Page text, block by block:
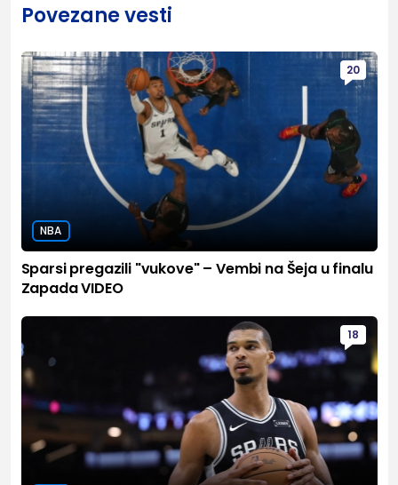
Povezane vesti
20
NBA
Sparsi pregazili "vukove" – Vembi na Šeja u finalu
Zapada VIDEO
18